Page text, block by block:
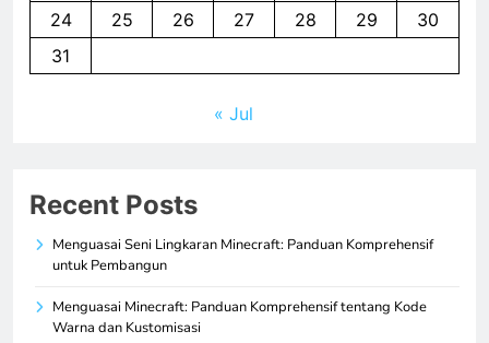
24
25 26 27 28 29
30
31
« Jul
Recent Posts
Menguasai Seni Lingkaran Minecraft: Panduan Komprehensif
untuk Pembangun
Menguasai Minecraft: Panduan Komprehensif tentang Kode
Warna dan Kustomisasi